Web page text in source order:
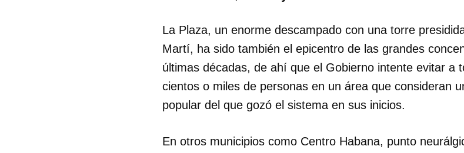
La Plaza, un enorme descampado con una torre
Martí, ha sido también el epicentro de las grandes
últimas décadas, de ahí que el Gobierno intente evitar a
cientos o miles de personas en un área que consideran
popular del que gozó el sistema en sus inicios.
En otros municipios como Centro Habana, punto